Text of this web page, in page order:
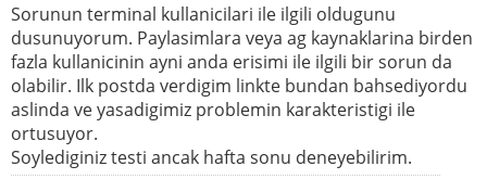
Sorunun terminal kullanicilari ile ilgili oldugunu
dusunuyorum. Paylasimlara veya ag kaynaklarina birden
fazla kullanicinin ayni anda erisimi ile ilgili bir sorun da
olabilir. Ilk postda verdigim linkte bundan bahsediyordu
aslinda ve yasadigimiz problemin karakteristigi ile
ortusuyor.
Soylediginiz testi ancak hafta sonu deneyebilirim.